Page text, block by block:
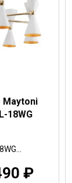
18WG
₽